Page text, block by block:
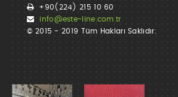
+90(224) 215 10 60
info@este-line.com.tr
© 2015 - 2019 Tüm Hakları Saklıdır.